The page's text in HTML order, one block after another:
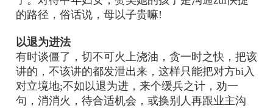
的路径，俗话说，母以子贵嘛!
以退为进法
有时谈僵了，切不可火上浇油，贪一时之快，把该
讲的，不该讲的都发泄出来，这样只能把对方bi入
对立境地;不如以退为进，来个缓兵之计，劝一
句，消消火，待合适机会，或换别人再跟业主沟